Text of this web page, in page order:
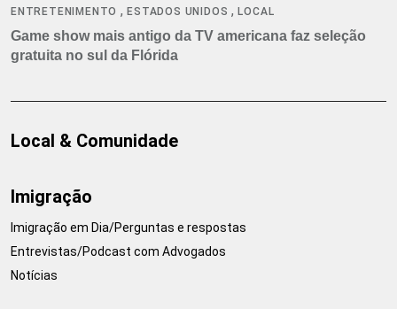
ENTRETENIMENTO ,ESTADOS UNIDOS ,LOCAL
Game show mais antigo da TV americana faz seleção
gratuita no sul da Flórida
Local & Comunidade
Imigração
Imigração em Dia/Perguntas e respostas
Entrevistas/Podcast com Advogados
Notícias